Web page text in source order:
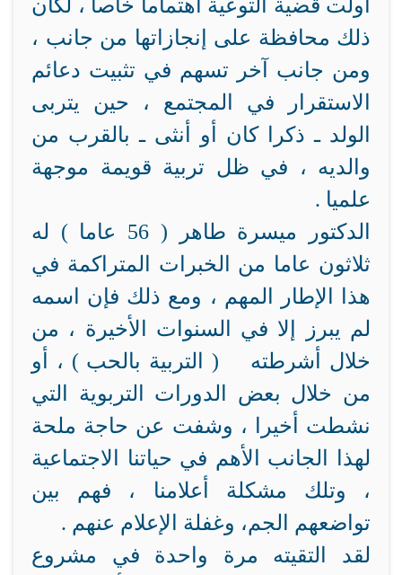
أولت قضية التوعية اهتماما خاصا ، لكان
ذلك محافظة على إنجازاتها من جانب ،
ومن جانب آخر تسهم في تثبيت دعائم
الاستقرار في المجتمع ، حين يتربى
الولد ـ ذكرا كان أو أنثى ـ بالقرب من
والديه ، في ظل تربية قويمة موجهة
علميا .
الدكتور ميسرة طاهر ( 56 عاما ) له
ثلاثون عاما من الخبرات المتراكمة في
هذا الإطار المهم ، ومع ذلك فإن اسمه
لم يبرز إلا في السنوات الأخيرة ، من
خلال أشرطته ( التربية بالحب ) ، أو
من خلال بعض الدورات التربوية التي
نشطت أخيرا ، وشفت عن حاجة ملحة
لهذا الجانب الأهم في حياتنا الاجتماعية
، وتلك مشكلة أعلامنا ، فهم بين
تواضعهم الجم، وغفلة الإعلام عنهم .
لقد التقيته مرة واحدة في مشروع